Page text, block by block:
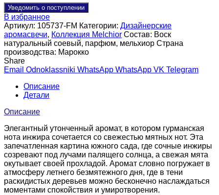
Уведомить о поступлении
В избранное
Артикул: 105737-FM Категории: Дизайнерские
аромасвечи, Коллекция Melchior Состав: Воск
натуральный соевый, парфюм, мельхиор Страна
производства: Марокко
Share
Email Odnoklassniki WhatsApp WhatsApp VK Telegram
Описание
Детали
Описание
Элегантный утонченный аромат, в котором гурманская
нота инжира сочетается со свежестью мятных нот. Эта
запечатленная картина южного сада, где сочные инжиры
созревают под лучами палящего солнца, а свежая мята
окутывает своей прохладой. Аромат словно погружает в
атмосферу летнего безмятежного дня, где в тени
раскидистых деревьев можно бесконечно наслаждаться
моментами спокойствия и умиротворения.